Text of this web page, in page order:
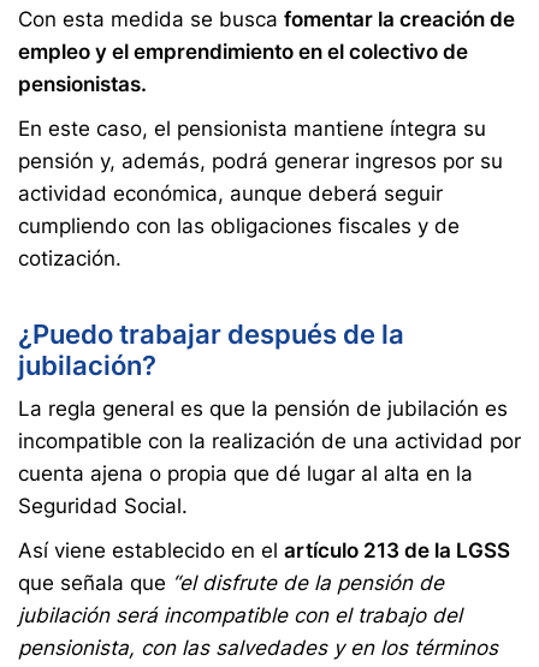
Con esta medida se busca fomentar la creación de
empleo y el emprendimiento en el colectivo de
pensionistas.
En este caso, el pensionista mantiene íntegra su
pensión y, además, podrá generar ingresos por su
actividad económica, aunque deberá seguir
cumpliendo con las obligaciones fiscales y de
cotización.
¿Puedo trabajar después de la
jubilación?
La regla general es que la pensión de jubilación es
incompatible con la realización de una actividad por
cuenta ajena o propia que dé lugar al alta en la
Seguridad Social.
Así viene establecido en el artículo 213 de la LGSS
que señala que “el disfrute de la pensión de
jubilación será incompatible con el trabajo del
pensionista, con las salvedades y en los términos